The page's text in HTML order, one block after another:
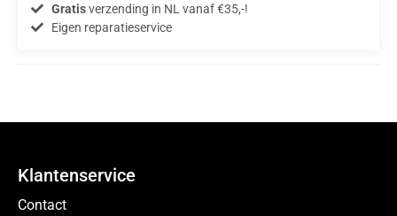
Gratisverzending in NL vanaf €35,-!
Eigen reparatieservice
Klantenservice
Contact